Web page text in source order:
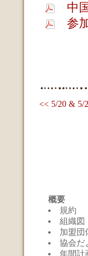
中
参
<< 5/20 & 5/
概要
規約
組織図
加盟団
協会だ
年間計